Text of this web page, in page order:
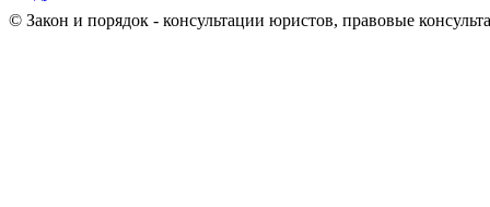
© Закон и порядок - консультации юристов, правовые